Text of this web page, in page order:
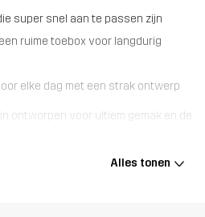
super snel aan te passen zijn
ruime toebox voor langdurig
elke dag met een strak ontwerp
ontworpen voor ultiem gemak en de
Alles tonen